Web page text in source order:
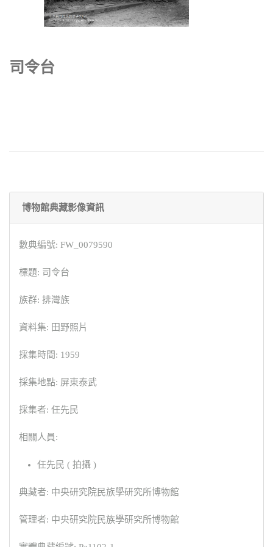
司令台
博物館典藏影像資訊
數典編號: FW_0079590
標題: 司令台
族群: 排灣族
資料集: 田野照片
採集時間: 1959
採集地點: 屏東泰武
採集者: 任先民
相關人員:
任先民 ( 拍攝 )
典藏者: 中央研究院民族學研究所博物館
管理者: 中央研究院民族學研究所博物館